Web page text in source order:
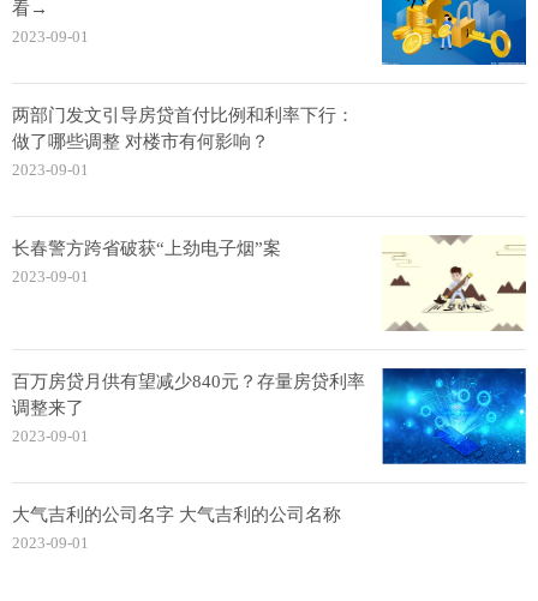
看→
2023-09-01
两部门发文引导房贷首付比例和利率下行：
做了哪些调整 对楼市有何影响？
2023-09-01
长春警方跨省破获“上劲电子烟”案
2023-09-01
百万房贷月供有望减少840元？存量房贷利率
调整来了
2023-09-01
大气吉利的公司名字 大气吉利的公司名称
2023-09-01